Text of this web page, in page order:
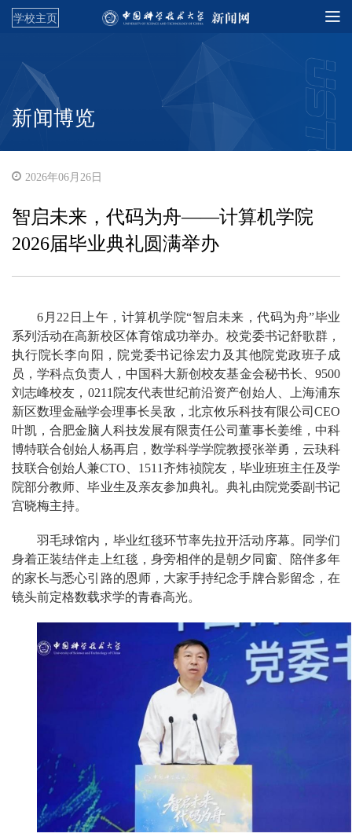
学校主页
新闻博览
2026年06月26日
智启未来，代码为舟——计算机学院
2026届毕业典礼圆满举办
6月22日上午，计算机学院“智启未来，代码为舟”毕业
系列活动在高新校区体育馆成功举办。校党委书记舒歌群，
执行院长李向阳，院党委书记徐宏力及其他院党政班子成
员，学科点负责人，中国科大新创校友基金会秘书长、9500
刘志峰校友，0211院友代表世纪前沿资产创始人、上海浦东
新区数理金融学会理事长吴敌，北京攸乐科技有限公司CEO
叶凯，合肥金脑人科技发展有限责任公司董事长姜维，中科
博特联合创始人杨再启，数学科学学院教授张举勇，云玦科
技联合创始人兼CTO、1511齐炜祯院友，毕业班班主任及学
院部分教师、毕业生及亲友参加典礼。典礼由院党委副书记
宫晓梅主持。
羽毛球馆内，毕业红毯环节率先拉开活动序幕。同学们
身着正装结伴走上红毯，身旁相伴的是朝夕同窗、陪伴多年
的家长与悉心引路的恩师，大家手持纪念手牌合影留念，在
镜头前定格数载求学的青春高光。